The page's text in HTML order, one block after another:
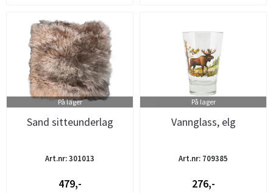
På lager
Sand sitteunderlag
Art.nr: 301013
479,-
På lager
Vannglass, elg
Art.nr: 709385
276,-